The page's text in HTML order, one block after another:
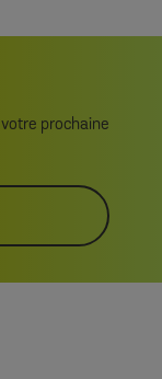
prochaine